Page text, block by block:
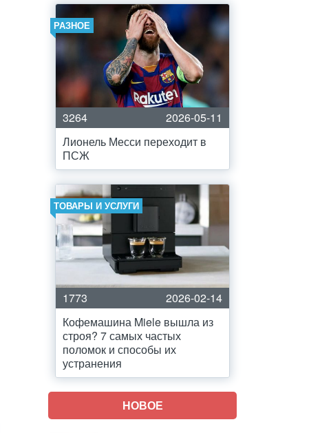
РАЗНОЕ
3264
2026-05-11
Лионель Месси переходит в
ПСЖ
ТОВАРЫ И УСЛУГИ
1773
2026-02-14
Кофемашина Miele вышла из
строя? 7 самых частых
поломок и способы их
устранения
НОВОЕ